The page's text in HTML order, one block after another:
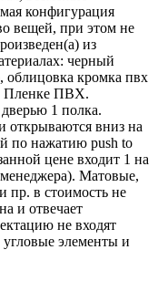
конфигурация
вещей, при этом не
из
черный
кромка пвх
ПВХ.
1 полка.
открываются вниз на
по нажатию push to
цене входит 1 на
Матовые,
пр. в стоимость не
и отвечает
не входят
элементы и